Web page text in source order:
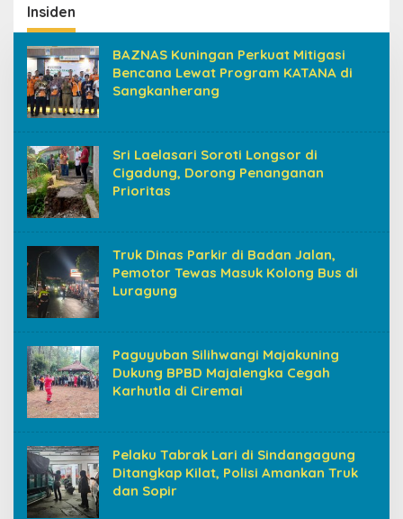
Insiden
BAZNAS Kuningan Perkuat Mitigasi
Bencana Lewat Program KATANA di
Sangkanherang
Sri Laelasari Soroti Longsor di
Cigadung, Dorong Penanganan
Prioritas
Truk Dinas Parkir di Badan Jalan,
Pemotor Tewas Masuk Kolong Bus di
Luragung
Paguyuban Silihwangi Majakuning
Dukung BPBD Majalengka Cegah
Karhutla di Ciremai
Pelaku Tabrak Lari di Sindangagung
Ditangkap Kilat, Polisi Amankan Truk
dan Sopir